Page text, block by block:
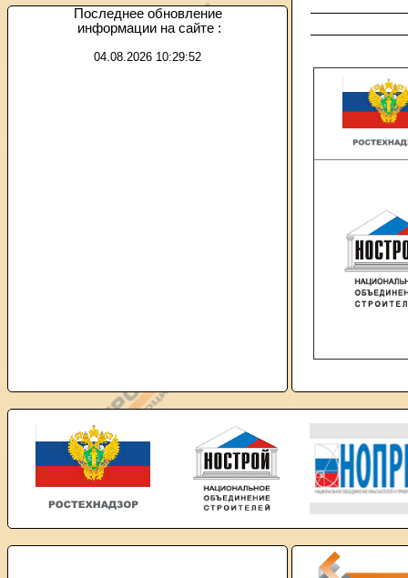
Последнееобновление
информации на сайте :
04.08.2026 10:29:52